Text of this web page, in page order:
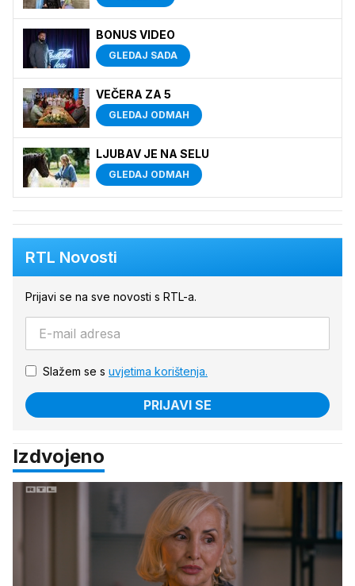
BONUS VIDEO
GLEDAJ SADA
VEČERA ZA 5
GLEDAJ ODMAH
LJUBAV JE NA SELU
GLEDAJ ODMAH
RTL Novosti
Prijavi se na sve novosti s RTL-a.
Slažem se s uvjetima korištenja.
PRIJAVI SE
Izdvojeno